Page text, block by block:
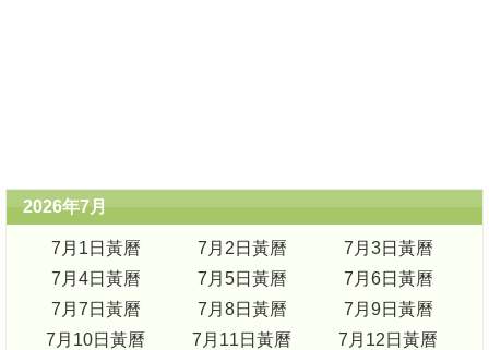
2026年7月
7月1日黃曆 7月2日黃曆
7月3日黃曆
7月4日黃曆
7月5日黃曆
7月6日黃曆
7月7日黃曆
7月8日黃曆
7月9日黃曆
7月10日黃曆
7月11日黃曆
7月12日黃曆